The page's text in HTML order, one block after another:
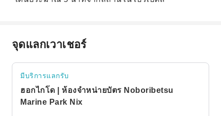
จุดแลกเวาเชอร์
มีบริการแลกรับ
ฮอกไกโด | ห้องจำหน่ายบัตร Noboribetsu
Marine Park Nix